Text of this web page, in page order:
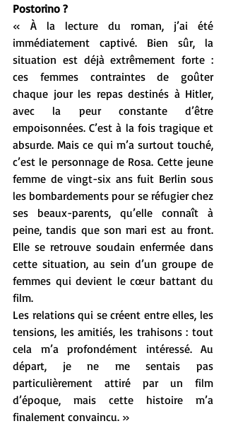
Postorino ?
« À la lecture du roman, j’ai été
immédiatement captivé. Bien sûr, la
situation est déjà extrêmement forte :
ces femmes contraintes de goûter
chaque jour les repas destinés à Hitler,
avec la peur constante d’être
empoisonnées. C’est à la fois tragique et
absurde. Mais ce qui m’a surtout touché,
c’est le personnage de Rosa. Cette jeune
femme de vingt-six ans fuit Berlin sous
les bombardements pour se réfugier chez
ses beaux-parents, qu’elle connaît à
peine, tandis que son mari est au front.
Elle se retrouve soudain enfermée dans
cette situation, au sein d’un groupe de
femmes qui devient le cœur battant du
film.
Les relations qui se créent entre elles, les
tensions, les amitiés, les trahisons : tout
cela m’a profondément intéressé. Au
départ, je ne me sentais pas
particulièrement attiré par un film
d’époque, mais cette histoire m’a
finalement convaincu. »